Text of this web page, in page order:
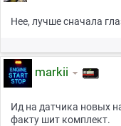
Нее, лучше сначала
markii
Ид на датчика новых
факту шит комплект.